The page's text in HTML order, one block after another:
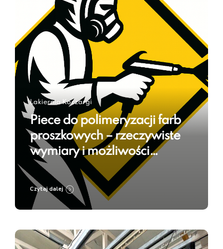
Lakiernia Koczargi
Piece do polimeryzacji farb
proszkowych – rzeczywiste
wymiary i możliwości
Lakierni Koczargi
Czytaj dalej